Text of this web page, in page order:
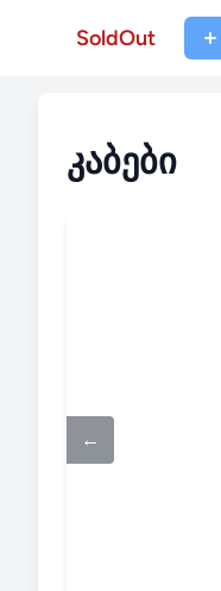
SoldOut
კაბები
←